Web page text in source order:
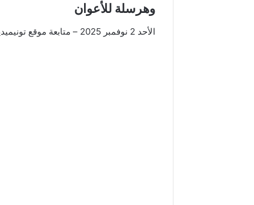
وهرسلة للأعوان
الأحد 2 نوفمبر 2025 – متابعة موقع